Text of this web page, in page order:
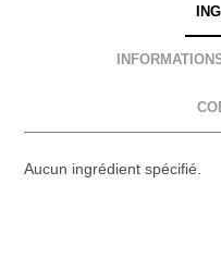
Aucun ingrédient spécifié.